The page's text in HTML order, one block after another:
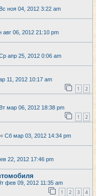
Вс ноя 04, 2012 3:22 am
авг 06, 2012 21:10 pm
апр 25, 2012 0:06 am
11, 2012 10:17 am
1 2
Вт мар 06, 2012 18:38 pm
1 2
« Сб мар 03, 2012 14:34 pm
22, 2012 17:46 pm
фев 09, 2012 11:35 am
1 2 3 4